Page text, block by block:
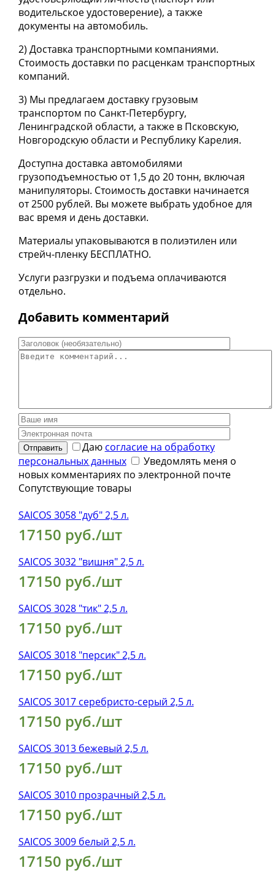
водительское удостоверение), а также
документы на автомобиль.
2) Доставка транспортными компаниями.
Стоимость доставки по расценкам транспортных
компаний.
3) Мы предлагаем доставку грузовым
транспортом по Санкт-Петербургу,
Ленинградской области, а также в Псковскую,
Новгородскую области и Республику Карелия.
Доступна доставка автомобилями
грузоподъемностью от 1,5 до 20 тонн, включая
манипуляторы. Стоимость доставки начинается
от 2500 рублей. Вы можете выбрать удобное для
вас время и день доставки.
Материалы упаковываются в полиэтилен или
стрейч-пленку БЕСПЛАТНО.
Услуги разгрузки и подъема оплачиваются
отдельно.
Добавить комментарий
Отправить Даю согласие на обработку
персональных данных
Уведомлять меня о
новых комментариях по электронной почте
Сопутствующие товары
SAICOS 3058 "дуб" 2,5 л.
17150 руб./шт
SAICOS 3032 "вишня" 2,5 л.
17150 руб./шт
SAICOS 3028 "тик" 2,5 л.
17150 руб./шт
SAICOS 3018 "персик" 2,5 л.
17150 руб./шт
SAICOS 3017 cеребристо-серый 2,5 л.
17150 руб./шт
SAICOS 3013 бежевый 2,5 л.
17150 руб./шт
SAICOS 3010 прозрачный 2,5 л.
17150 руб./шт
SAICOS 3009 белый 2,5 л.
17150 руб./шт